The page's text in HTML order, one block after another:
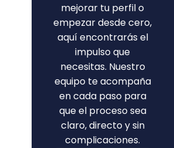
mejorar tu perfil o
empezar desde cero,
aquí encontrarás el
impulso que
necesitas. Nuestro
equipo te acompaña
en cada paso para
que el proceso sea
claro, directo y sin
complicaciones.